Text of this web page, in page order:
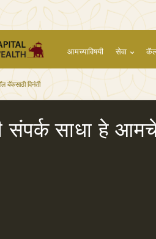
आमच्याविषयी सेवा
बॅकसाठी विनंती
संपर्क साधा हे आमचे
back